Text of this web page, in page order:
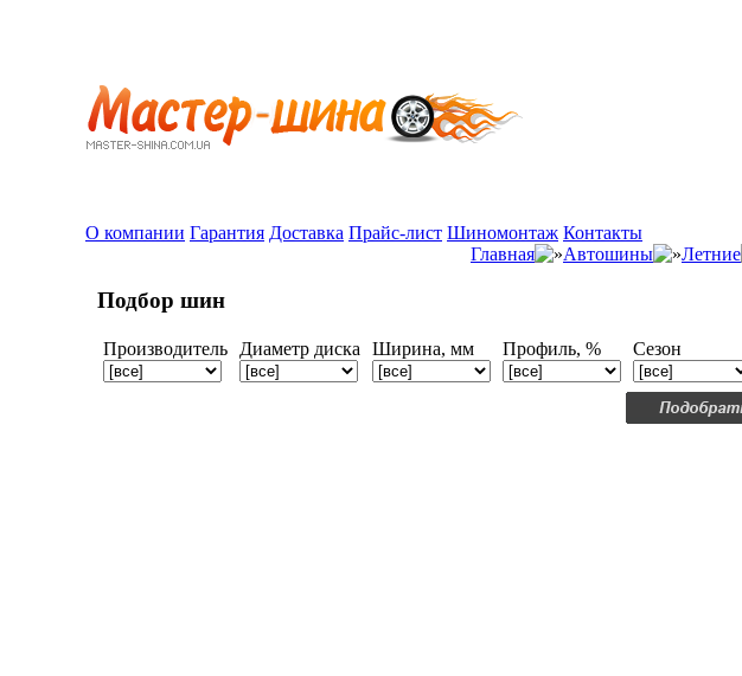
О компании Гарантия Доставка Прайс-лист Шиномонтаж Контакты
Главная
Автошины Летние
Подбор шин
Производитель Диаметр диска Ширина, мм Профиль, % Сезон